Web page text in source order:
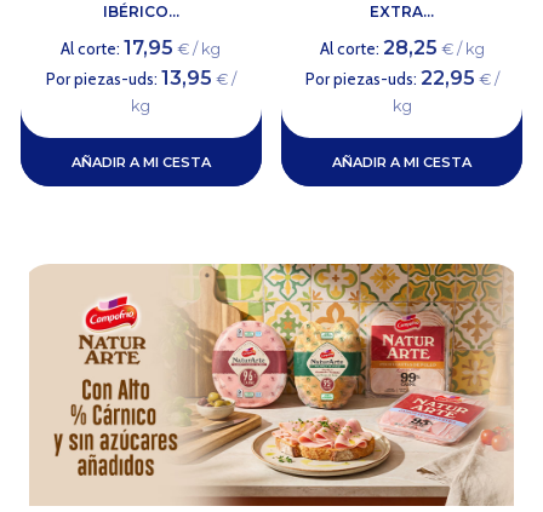
IBÉRICO...
Al corte:17,95 € / kg
Por piezas-uds: 13,95 € /
kg
AÑADIR A MI CESTA
EXTRA...
Al corte: 28,25 € / kg
Por piezas-uds: 22,95 € /
kg
AÑADIR A MI CESTA